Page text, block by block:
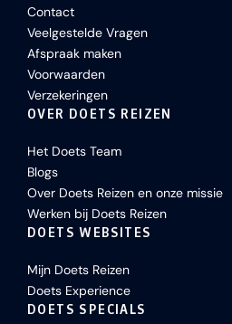
Contact
Veelgestelde Vragen
Afspraak maken
Voorwaarden
Verzekeringen
OVER DOETS REIZEN
Het Doets Team
Blogs
Over Doets Reizen en onze missie
Werken bij Doets Reizen
DOETS WEBSITES
Mijn Doets Reizen
Doets Experience
DOETS SPECIALS